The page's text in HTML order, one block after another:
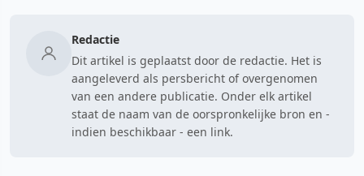
Redactie
Dit artikel is geplaatst door de redactie. Het is
aangeleverd als persbericht of overgenomen
van een andere publicatie. Onder elk artikel
staat de naam van de oorspronkelijke bron en -
indien beschikbaar - een link.